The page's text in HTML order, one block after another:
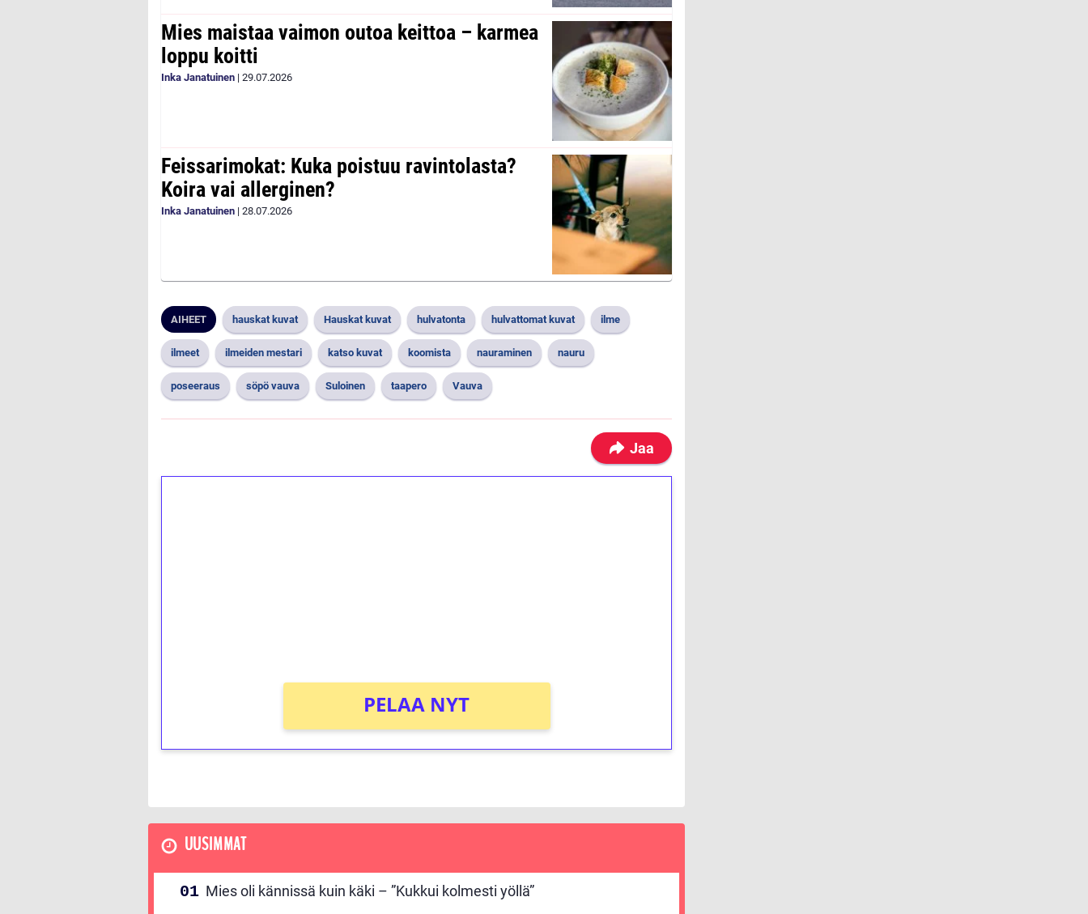
Mies maistaa vaimon outoa keittoa – karmea
loppu koitti
Inka Janatuinen | 29.07.2026
Feissarimokat: Kuka poistuu ravintolasta?
Koira vai allerginen?
Inka Janatuinen | 28.07.2026
AIHEET hauskat kuvat Hauskat kuvat hulvatonta hulvattomat kuvat ilme
ilmeet ilmeiden mestari katso kuvat koomista nauraminen nauru
poseeraus söpö vauva Suloinen taapero Vauva
Jaa
PELAA NYT
UUSIMMAT
Mies oli kännissä kuin käki – ”Kukkui kolmesti yöllä”